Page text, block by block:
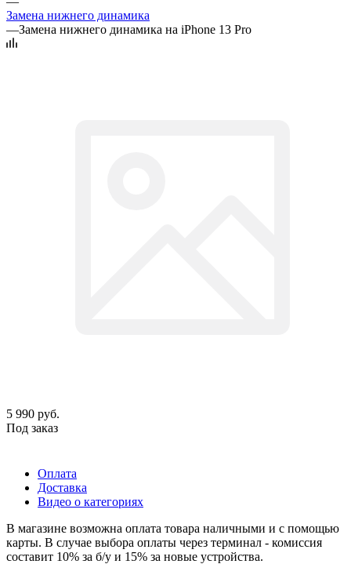
Замена нижнего динамика
—Замена нижнего динамика на iPhone 13 Pro
5 990 руб.
Под заказ
Оплата
Доставка
Видео о категориях
В магазине возможна оплата товара наличными и с помощью
карты. В случае выбора оплаты через терминал - комиссия
составит 10% за б/у и 15% за новые устройства.